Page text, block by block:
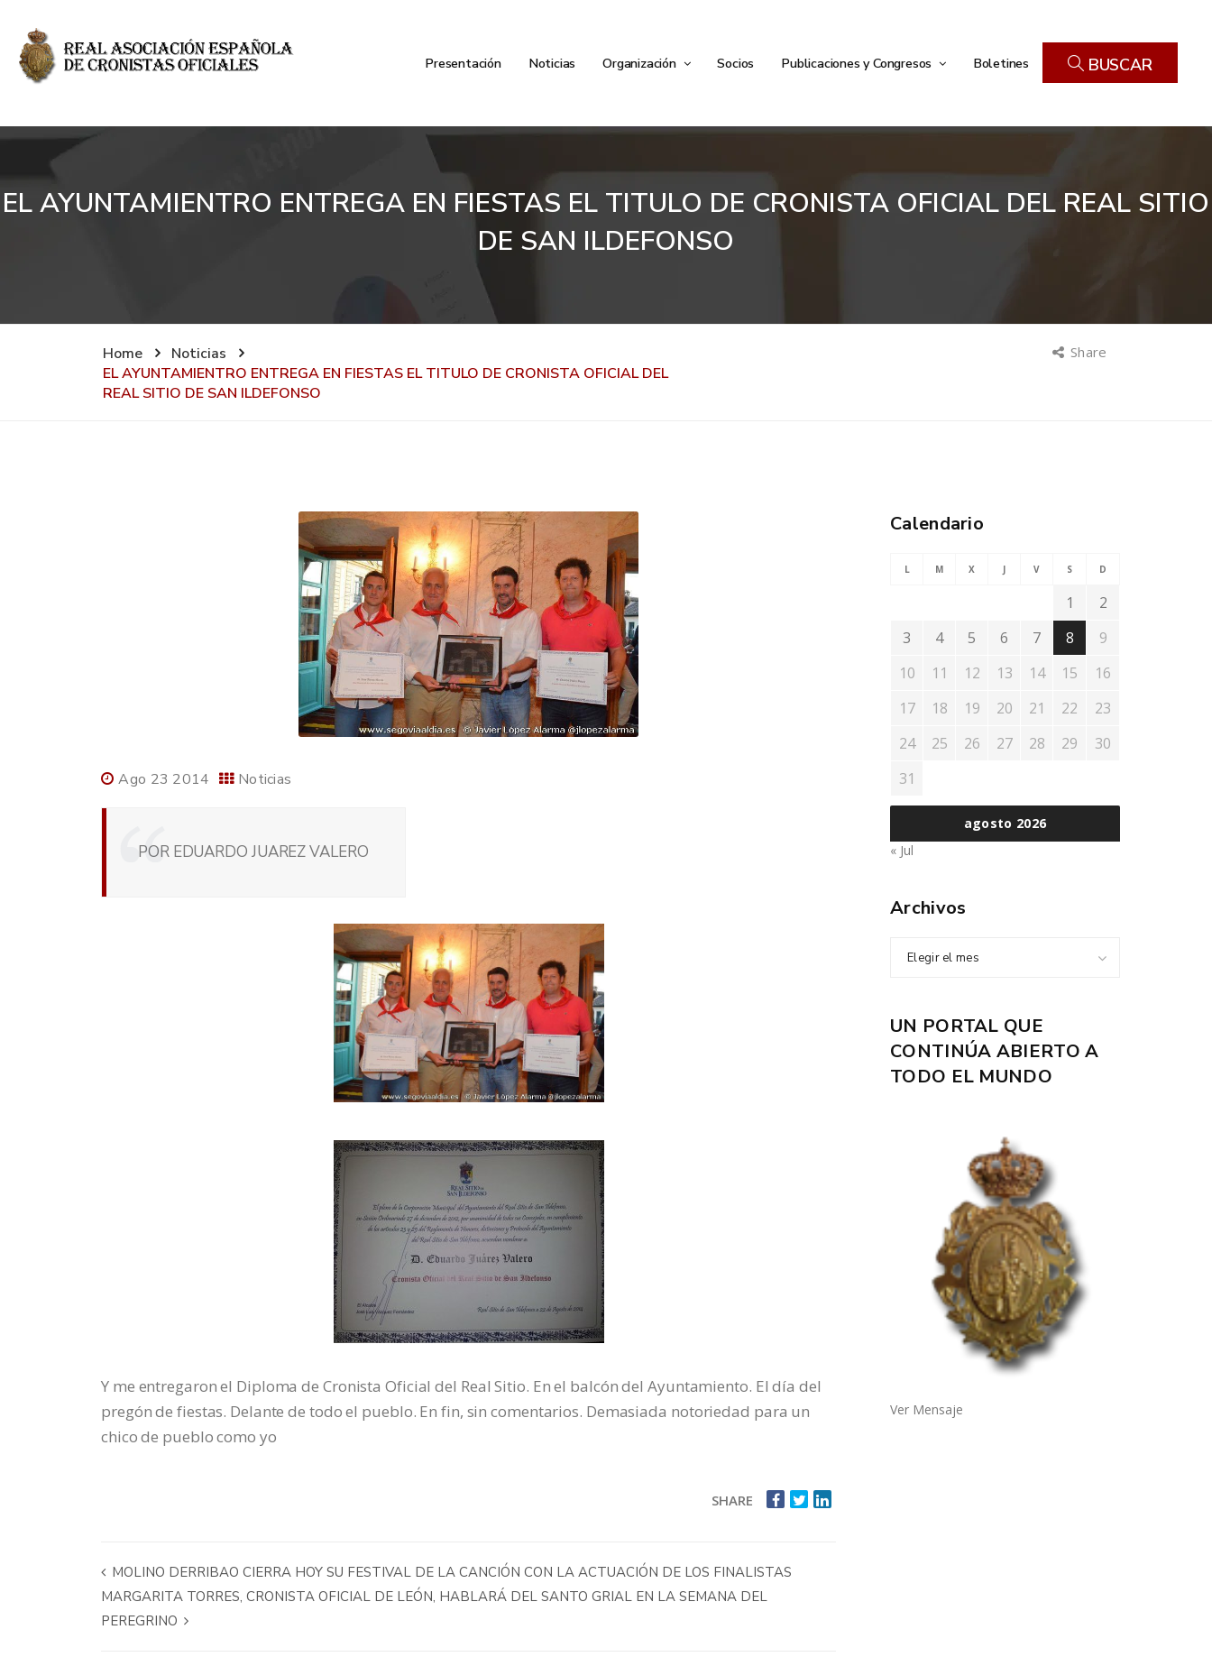
Presentación Noticias Organización Socios Publicaciones y Congresos Boletines BUSCAR
EL AYUNTAMIENTRO ENTREGA EN FIESTAS EL TITULO DE CRONISTA OFICIAL DEL REAL SITIO
DE SAN ILDEFONSO
Home
Noticias
EL AYUNTAMIENTRO ENTREGA EN FIESTAS EL TITULO DE CRONISTA OFICIAL DEL
REAL SITIO DE SAN ILDEFONSO
Share
Ago 23 2014 Noticias
POR EDUARDO JUAREZ VALERO
Y me entregaron el Diploma de Cronista Oficial del Real Sitio. En el balcón del Ayuntamiento. El día del
pregón de fiestas. Delante de todo el pueblo. En fin, sin comentarios. Demasiada notoriedad para un
chico de pueblo como yo
SHARE
MOLINO DERRIBAO CIERRA HOY SU FESTIVAL DE LA CANCIÓN CON LA ACTUACIÓN DE LOS FINALISTAS
MARGARITA TORRES, CRONISTA OFICIAL DE LEÓN, HABLARÁ DEL SANTO GRIAL EN LA SEMANA DEL
PEREGRINO
Calendario
agosto 2026
L M X J V S D
1
2
3
4 5 6 7 8
9
10
11 12 13 14 15
16
17
18 19 20 21 22
23
24
25 26 27 28 29
30
31
« Jul
Archivos
Elegir el mes
UN PORTAL QUE
CONTINÚA ABIERTO A
TODO EL MUNDO
Ver Mensaje